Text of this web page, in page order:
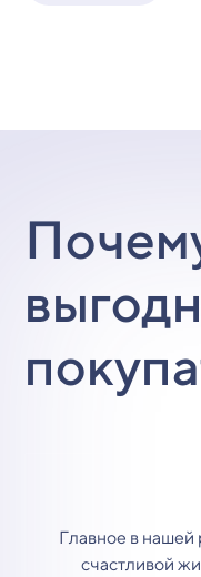
Главное в нашей
счастливой